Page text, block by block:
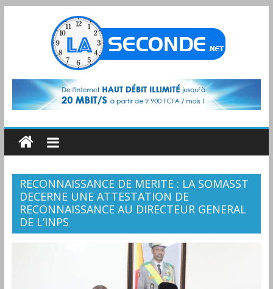
RECONNAISSANCE DE MERITE : LA SOMASST
DECERNE UNE ATTESTATION DE
RECONNAISSANCE AU DIRECTEUR GENERAL
DE L’INPS